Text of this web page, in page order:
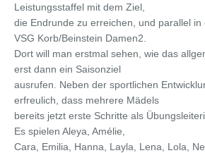
Leistungsstaffel mit dem Ziel,
die Endrunde zu erreichen, und parallel in
VSG Korb/Beinstein Damen2.
Dort will man erstmal sehen, wie das
erst dann ein Saisonziel
ausrufen. Neben der sportlichen
erfreulich, dass mehrere Mädels
bereits jetzt erste Schritte als
Es spielen Aleya, Amélie,
Cara, Emilia, Hanna, Layla, Lena, Lola,